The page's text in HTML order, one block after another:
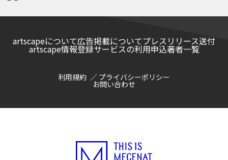
artscapeについて広告掲載についてプレスリリース送付
artscape情報登録サービスの利用申込著者一覧
利用規約 プライバシーポリシー
お問い合わせ